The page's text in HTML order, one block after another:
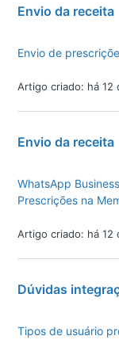
Envio da receita
Envio de
Artigo criado: há 12
Envio da receita
WhatsApp
Prescrições na
Artigo criado: há 12
Dúvidas
Tipos de usuário